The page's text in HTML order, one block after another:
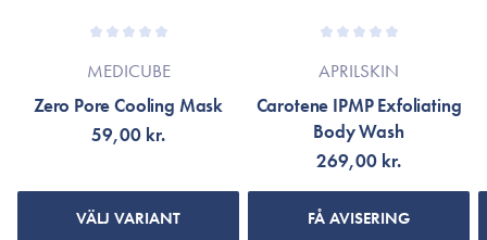
MEDICUBE
Zero Pore Cooling Mask
59,00 kr.
VÄLJ VARIANT
APRILSKIN
Carotene IPMP Exfoliating
Body Wash
269,00 kr.
FÅ AVISERING